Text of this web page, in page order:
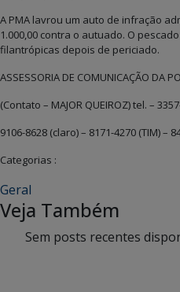
A PMA lavrou um auto de infração
1.000,00 contra o autuado. O
filantrópicas depois de periciado.
ASSESSORIA DE COMUNICAÇÃO DA
(Contato – MAJOR QUEIROZ) tel. –
9106-8628 (claro) – 8171-4270 (TIM) –
Categorias :
Geral
Veja Também
Sem posts recentes